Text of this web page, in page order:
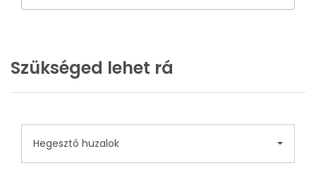
Szükséged lehet rá
Hegesztő huzalok